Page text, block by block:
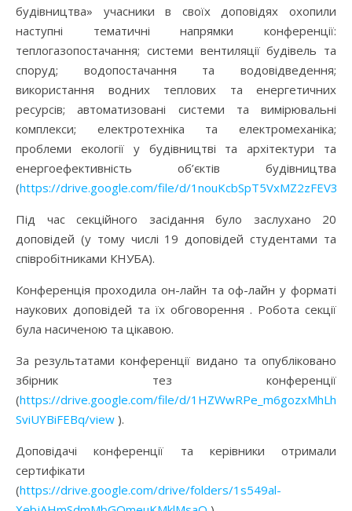
будівництва» учасники в своїх доповідях охопили
наступні тематичні напрямки конференції:
теплогазопостачання; системи вентиляції будівель та
споруд; водопостачання та водовідведення;
використання водних теплових та енергетичних
ресурсів; автоматизовані системи та вимірювальні
комплекси; електротехніка та електромеханіка;
проблеми екології у будівництві та архітектури та
енергоефективність об’єктів будівництва
(https://drive.google.com/file/d/
Під час секційного засідання було заслухано 20
доповідей (у тому числі 19 доповідей студентами та
співробітниками КНУБА).
Конференція проходила он-лайн та оф-лайн у форматі
наукових доповідей та їх обговорення . Робота секції
була насиченою та цікавою.
За результатами конференції видано та опубліковано
збірник тез конференції
(https://drive.google.com/file/d/
SviUYBiFEBq/view ).
Доповідачі конференції та керівники отримали
сертифікати
(https://drive.google.com/drive/folders/1s549al-